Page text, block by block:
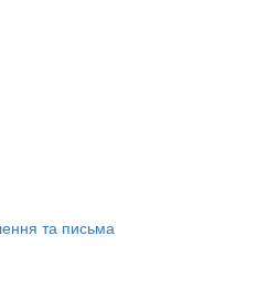
та письма